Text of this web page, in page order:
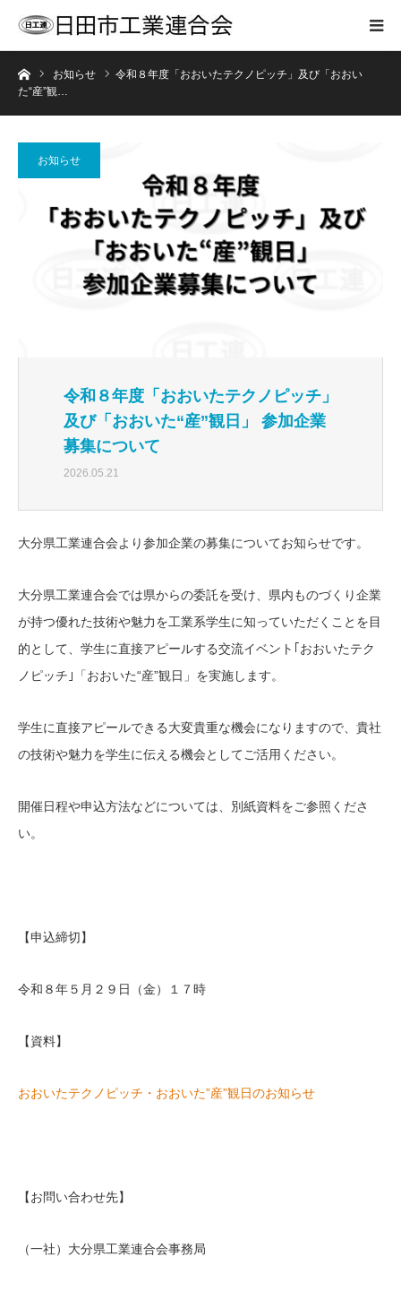
ホームお知らせ
令和８年度「おおいたテクノピッチ」及び「おおい
た“産”観…
お知らせ
令和８年度「おおいたテクノピッチ」
及び「おおいた“産”観日」 参加企業
募集について
2026.05.21
大分県工業連合会より参加企業の募集についてお知らせです。
大分県工業連合会では県からの委託を受け、県内ものづくり企業
が持つ優れた技術や魅力を工業系学生に知っていただくことを目
的として、学生に直接アピールする交流イベント｢おおいたテク
ノピッチ｣「おおいた“産”観日」を実施します。
学生に直接アピールできる大変貴重な機会になりますので、貴社
の技術や魅力を学生に伝える機会としてご活用ください。
開催日程や申込方法などについては、別紙資料をご参照くださ
い。
【申込締切】
令和８年５月２９日（金）１７時
【資料】
おおいたテクノピッチ・おおいた”産”観日のお知らせ
【お問い合わせ先】
（一社）大分県工業連合会事務局